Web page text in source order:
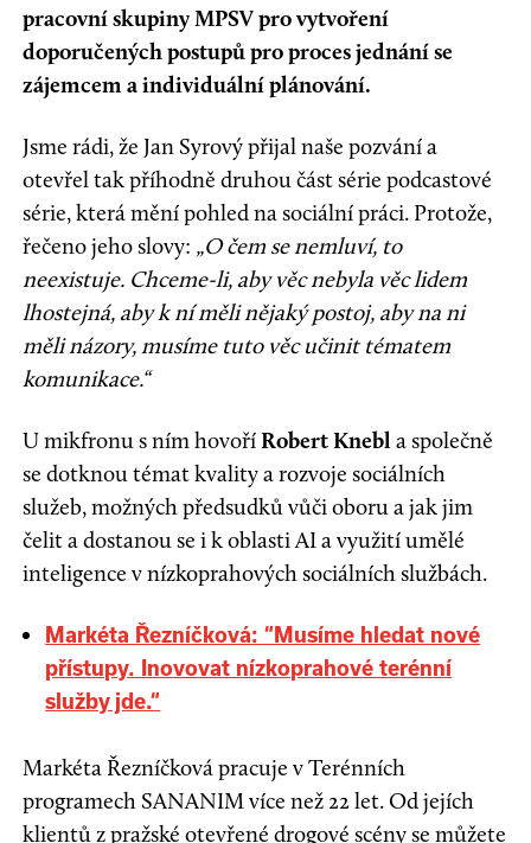
pracovní skupiny MPSV pro vytvoření
doporučených postupů pro proces jednání se
zájemcem a individuální plánování.
Jsme rádi, že Jan Syrový přijal naše pozvání a
otevřel tak příhodně druhou část série podcastové
série, která mění pohled na sociální práci. Protože,
řečeno jeho slovy: „O čem se nemluví, to
neexistuje. Chceme-li, aby věc nebyla věc lidem
lhostejná, aby k ní měli nějaký postoj, aby na ni
měli názory, musíme tuto věc učinit tématem
komunikace.“
U mikfronu s ním hovoříRobert Knebla společně
se dotknou témat kvality a rozvoje sociálních
služeb, možných předsudků vůči oboru a jak jim
čelit a dostanou se i k oblasti AI a využití umělé
inteligence v nízkoprahových sociálních službách.
Markéta Řezníčková: “Musíme hledat nové
přístupy. Inovovat nízkoprahové terénní
služby jde.“
Markéta Řezníčková pracuje v Terénních
programech SANANIM více než 22 let. Od jejích
klientů z pražské otevřené drogové scény se můžete